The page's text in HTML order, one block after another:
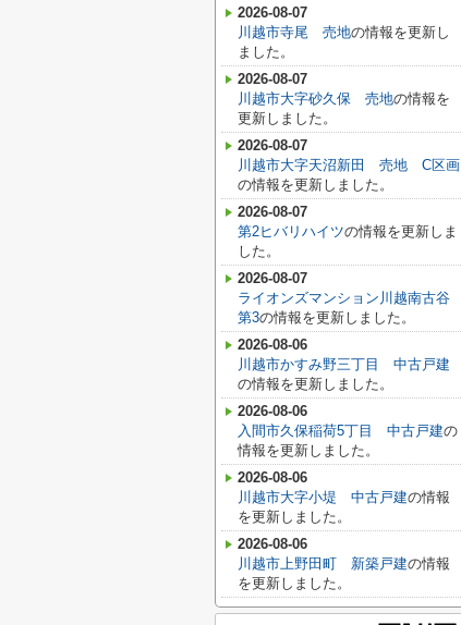
2026-08-07
川越市寺尾 売地の情報を更新し
ました。
2026-08-07
川越市大字砂久保 売地の情報を
更新しました。
2026-08-07
川越市大字天沼新田 売地 C区画
の情報を更新しました。
2026-08-07
第2ヒバリハイツの情報を更新しま
した。
2026-08-07
ライオンズマンション川越南古谷
第3の情報を更新しました。
2026-08-06
川越市かすみ野三丁目 中古戸建
の情報を更新しました。
2026-08-06
入間市久保稲荷5丁目 中古戸建の
情報を更新しました。
2026-08-06
川越市大字小堤 中古戸建の情報
を更新しました。
2026-08-06
川越市上野田町 新築戸建の情報
を更新しました。